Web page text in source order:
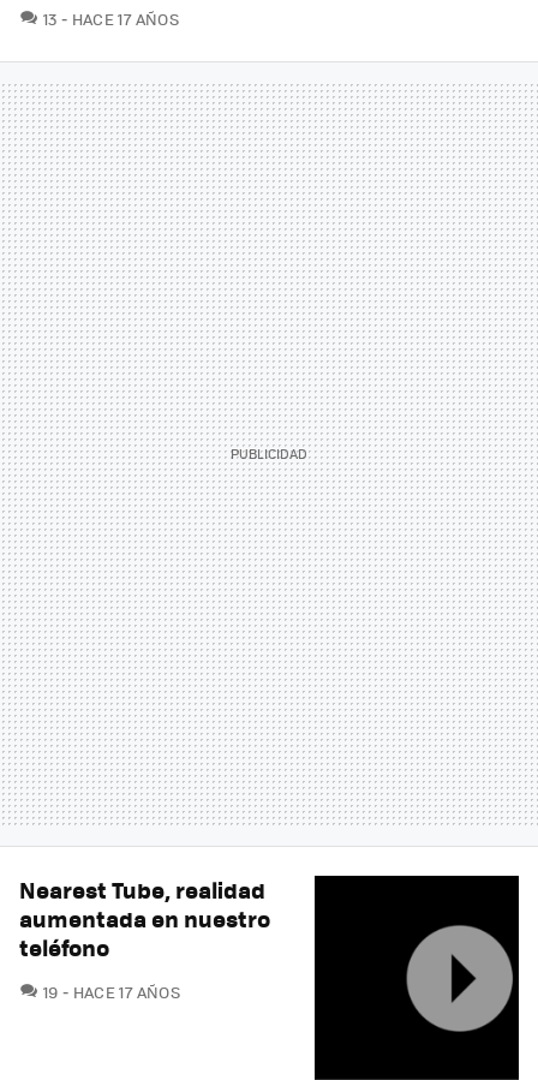
13 COMENTARIOS
HACE 17 AÑOS
Nearest Tube, realidad
aumentada en nuestro
teléfono
19 COMENTARIOS
HACE 17 AÑOS